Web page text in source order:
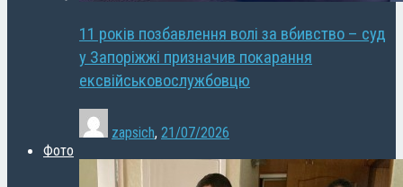
11 років позбавлення волі за вбивство – суд
у Запоріжжі призначив покарання
ексвійськовослужбовцю
zapsich, 21/07/2026
Фото